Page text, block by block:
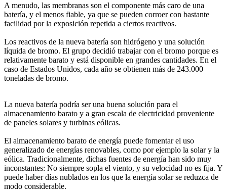
A menudo, las membranas son el componente más caro de una
batería, y el menos fiable, ya que se pueden corroer con bastante
facilidad por la exposición repetida a ciertos reactivos.
Los reactivos de la nueva batería son hidrógeno y una solución
líquida de bromo. El grupo decidió trabajar con el bromo porque es
relativamente barato y está disponible en grandes cantidades. En el
caso de Estados Unidos, cada año se obtienen más de 243.000
toneladas de bromo.
La nueva batería podría ser una buena solución para el
almacenamiento barato y a gran escala de electricidad proveniente
de paneles solares y turbinas eólicas.
El almacenamiento barato de energía puede fomentar el uso
generalizado de energías renovables, como por ejemplo la solar y la
eólica. Tradicionalmente, dichas fuentes de energía han sido muy
inconstantes: No siempre sopla el viento, y su velocidad no es fija. Y
puede haber días nublados en los que la energía solar se reduzca de
modo considerable.